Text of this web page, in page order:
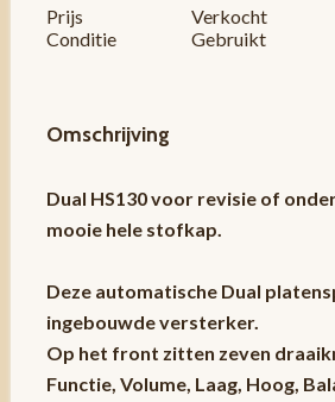
Prijs
Verkocht
Conditie
Gebruikt
Omschrijving
Dual HS130 voor revisie of
mooie hele stofkap.
Deze automatische Dual
ingebouwde versterker.
Op het front zitten zeven
Functie, Volume, Laag, Hoog,